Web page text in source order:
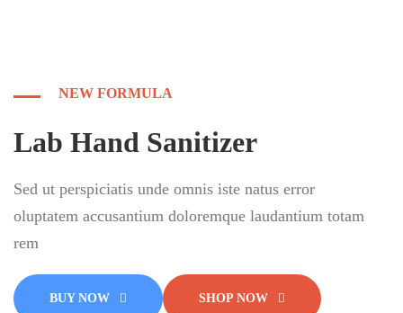
NEW FORMULA
Lab Hand Sanitizer
Sed ut perspiciatis unde omnis iste natus error
oluptatem accusantium doloremque laudantium totam
rem
BUY NOW SHOP NOW